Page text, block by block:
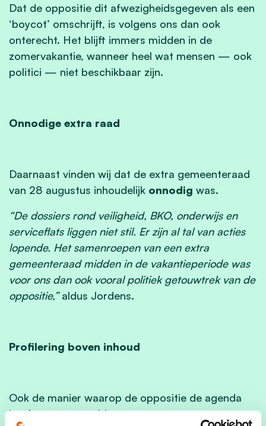
Dat de oppositie dit afwezigheidsgegeven als een
‘boycot’ omschrijft, is volgens ons dan ook
onterecht. Het blijft immers midden in de
zomervakantie, wanneer heel wat mensen — ook
politici — niet beschikbaar zijn.
Onnodige extra raad
Daarnaast vinden wij dat de extra gemeenteraad
van 28 augustus inhoudelijk onnodig was.
“De dossiers rond veiligheid, BKO, onderwijs en
serviceflats liggen niet stil. Er zijn al tal van acties
lopende. Het samenroepen van een extra
gemeenteraad midden in de vakantieperiode was
voor ons dan ook vooral politiek getouwtrek van de
oppositie,”aldus Jordens.
Profilering boven inhoud
Ook de manier waarop de oppositie de agenda
heeft samengesteld, roept vragen op.